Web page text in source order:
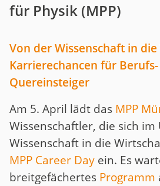
für Physik (MPP)
Von der Wissenschaft in
Karrierechancen für
Quereinsteiger
Am 5. April lädt das MPP
Wissenschaftler, die sich
Wissenschaft in die
MPP Career Day ein. Es
breitgefächertes Programm